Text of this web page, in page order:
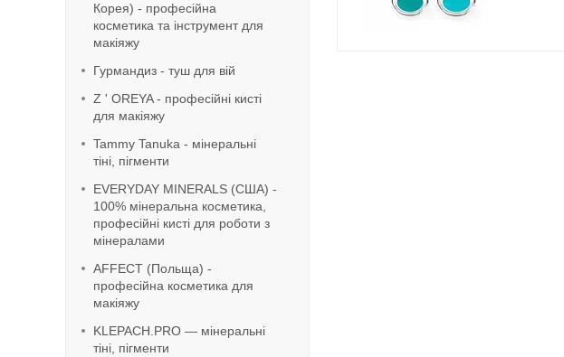
Корея) - професійна
косметика та інструмент для
макіяжу
Гурмандиз - туш для вій
Z ' OREYA - професійні кисті
для макіяжу
Tammy Tanuka - мінеральні
тіні, пігменти
EVERYDAY MINERALS (США) -
100% мінеральна косметика,
професійні кисті для роботи з
мінералами
AFFECT (Польща) -
професійна косметика для
макіяжу
KLEPACH.PRO — мінеральні
тіні, пігменти